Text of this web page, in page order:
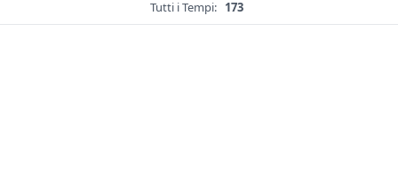
Tutti i Tempi: 173